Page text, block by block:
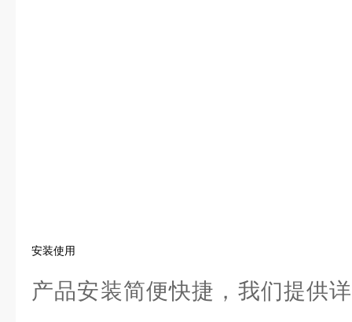
安装使用
产品安装简便快捷，我们提供